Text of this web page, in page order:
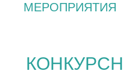
МЕРОПРИЯТИЯ